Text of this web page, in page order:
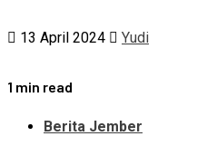
13 April 2024 Yudi
1 min read
Berita Jember